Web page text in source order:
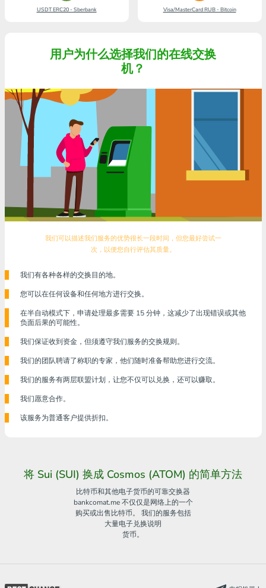
USDT ERC20 - Sberbank Visa/MasterCard RUB - Bitcoin
用户为什么选择我们的在线交换
机？
我们可以描述我们服务的优势很长一段时间，但您最好尝试一
次，以便您自行评估其质量。
我们有各种各样的交换目的地。
您可以在任何设备和任何地方进行交换。
在半自动模式下，申请处理最多需要 15 分钟，这减少了出现错误或其他
负面后果的可能性。
我们保证收到资金，但须遵守我们服务的交换规则。
我们的团队聘请了称职的专家，他们随时准备帮助您进行交流。
我们的服务有两层联盟计划，让您不仅可以兑换，还可以赚取。
我们愿意合作。
该服务为普通客户提供折扣。
将 Sui (SUI) 换成 Cosmos (ATOM) 的简单方法
比特币和其他电子货币的可靠交换器
bankcomat.me 不仅仅是网络上的一个
购买或出售比特币。 我们的服务包括
大量电子兑换说明
货币。